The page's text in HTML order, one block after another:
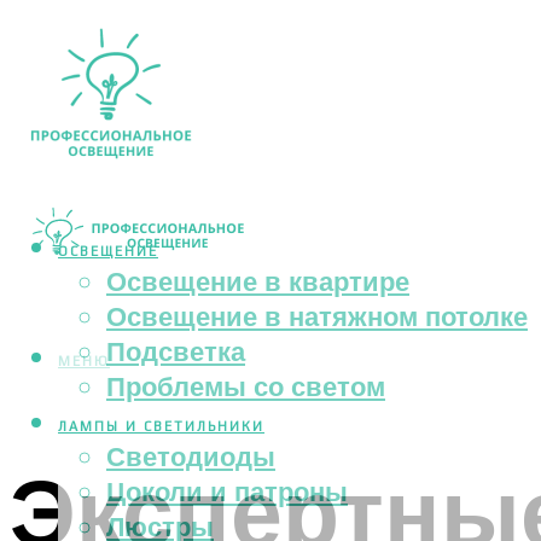
ОСВЕЩЕНИЕ
Освещение в квартире
Освещение в натяжном потолке
Подсветка
Проблемы со светом
ЛАМПЫ И СВЕТИЛЬНИКИ
Светодиоды
Цоколи и патроны
Люстры
МЕНЮ